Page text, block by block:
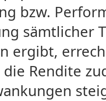
bzw.
sämtlicher
ergibt,
Rendite